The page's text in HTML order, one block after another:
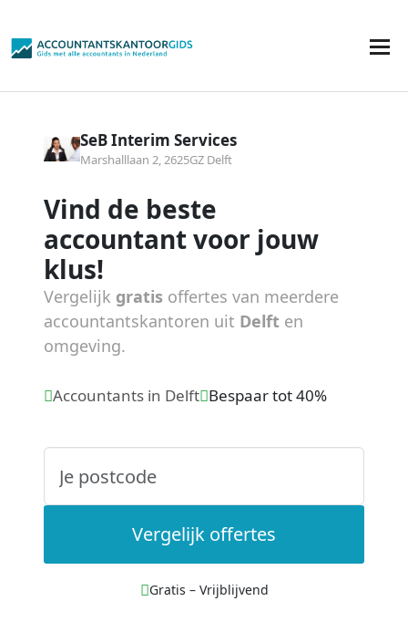
SeB Interim Services
Marshalllaan 2, 2625GZ Delft
Vind de beste
accountant voor jouw
klus!
Vergelijk gratis offertes van meerdere
accountantskantoren uit Delft en
omgeving.
Accountants in Delft Bespaar tot 40%
Vergelijk offertes
Gratis – Vrijblijvend